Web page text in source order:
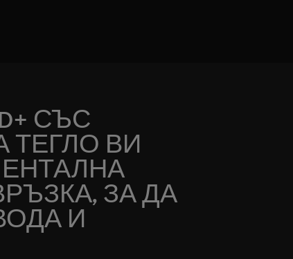
СЪС
ТЕГЛО ВИ
ЗА ДА
И